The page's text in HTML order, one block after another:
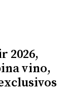
2026,
vino,